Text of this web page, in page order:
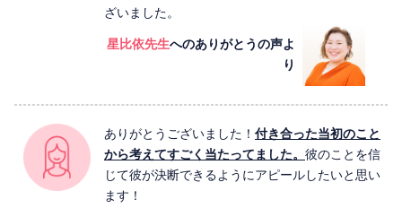
ざいました。
星比依先生へのありがとうの声よ
り
ありがとうございました！ 付き合った当初のこと
から考えてすごく当たってました。 彼のことを信
じて彼が決断できるようにアピールしたいと思い
ます！